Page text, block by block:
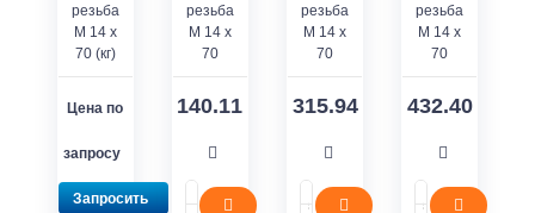
резьба
M 14 x
70 (кг)
Цена по
запросу
Запросить
резьба
M 14 x
70
140.11
резьба
M 14 x
70
315.94
резьба
M 14 x
70
432.40